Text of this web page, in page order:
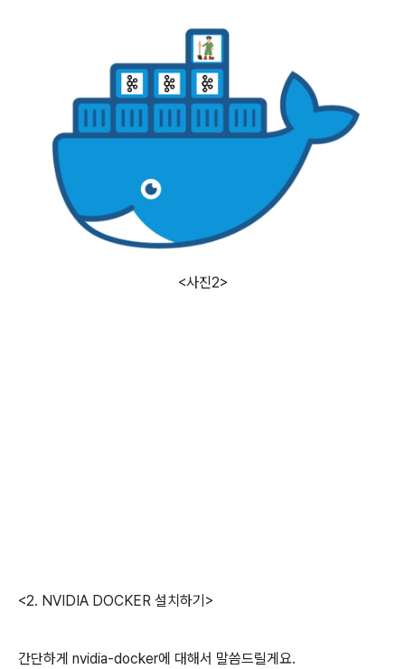
<사진2>
<2. NVIDIA DOCKER 설치하기>
간단하게 nvidia-docker에 대해서 말씀드릴게요.